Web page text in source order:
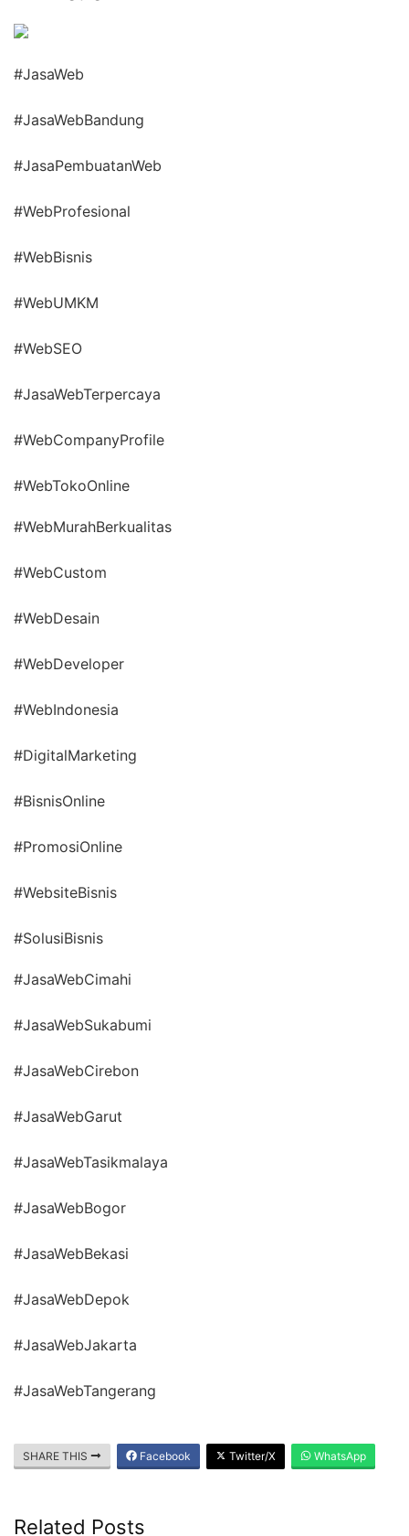
#JasaWeb
#JasaWebBandung
#JasaPembuatanWeb
#WebProfesional
#WebBisnis
#WebUMKM
#WebSEO
#JasaWebTerpercaya
#WebCompanyProfile
#WebTokoOnline
#WebMurahBerkualitas
#WebCustom
#WebDesain
#WebDeveloper
#WebIndonesia
#DigitalMarketing
#BisnisOnline
#PromosiOnline
#WebsiteBisnis
#SolusiBisnis
#JasaWebCimahi
#JasaWebSukabumi
#JasaWebCirebon
#JasaWebGarut
#JasaWebTasikmalaya
#JasaWebBogor
#JasaWebBekasi
#JasaWebDepok
#JasaWebJakarta
#JasaWebTangerang
SHARE THIS Facebook Twitter/X WhatsApp
Related Posts